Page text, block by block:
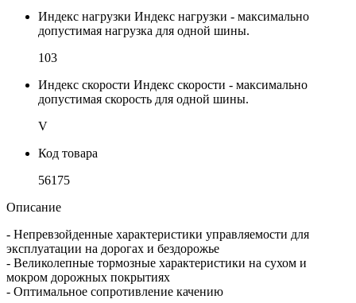
Индекс нагрузки Индекс нагрузки - максимально
допустимая нагрузка для одной шины.
103
Индекс скорости Индекс скорости - максимально
допустимая скорость для одной шины.
V
Код товара
56175
Описание
- Непревзойденные характеристики управляемости для
эксплуатации на дорогах и бездорожье
- Великолепные тормозные характеристики на сухом и
мокром дорожных покрытиях
- Оптимальное сопротивление качению